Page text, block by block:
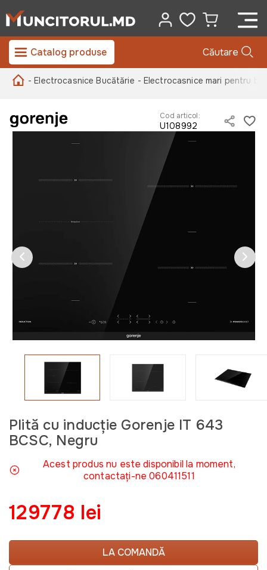
Catalog produse Căutare
- Electrocasnice Bucătărie - Electrocasnice mari pentru
Cod articol:
U108992
Plită cu inducție Gorenje IT 643
BCSC, Negru
Acest produs nu este disponibil la moment,
contactați-ne 060411511
129778 lei
LA COMANDĂ